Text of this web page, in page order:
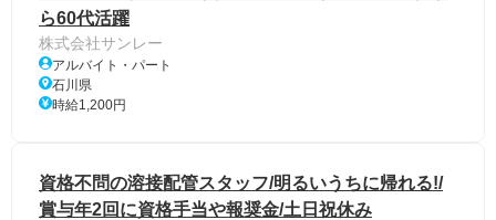
ら60代活躍
株式会社サンレー
アルバイト・パート
石川県
時給1,200円
資格不問の溶接配管スタッフ/明るいうちに帰れる!/
賞与年2回に資格手当や報奨金/土日祝休み